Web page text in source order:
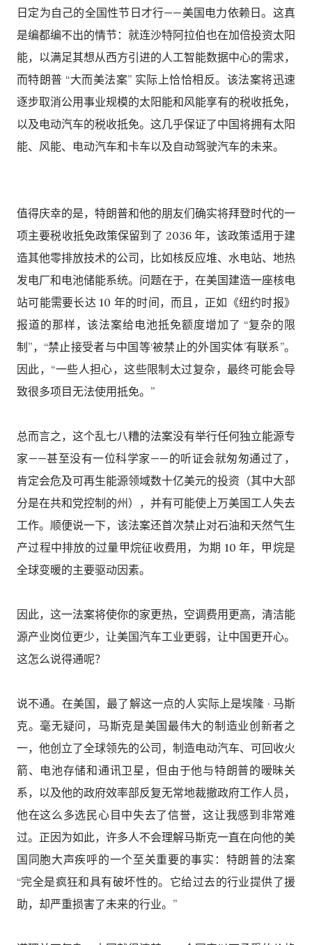
日定为自己的全国性节日才行——美国电力依赖日。这真
是编都编不出的情节：就连沙特阿拉伯也在加倍投资太阳
能，以满足其想从西方引进的人工智能数据中心的需求，
而特朗普 “大而美法案” 实际上恰恰相反。该法案将迅速
逐步取消公用事业规模的太阳能和风能享有的税收抵免，
以及电动汽车的税收抵免。这几乎保证了中国将拥有太阳
能、风能、电动汽车和卡车以及自动驾驶汽车的未来。
值得庆幸的是，特朗普和他的朋友们确实将拜登时代的一
项主要税收抵免政策保留到了 2036 年，该政策适用于建
造其他零排放技术的公司，比如核反应堆、水电站、地热
发电厂和电池储能系统。问题在于，在美国建造一座核电
站可能需要长达 10 年的时间，而且，正如《纽约时报》
报道的那样，该法案给电池抵免额度增加了 “复杂的限
制”，“禁止接受者与中国等‘被禁止的外国实体’有联系”。
因此，“一些人担心，这些限制太过复杂，最终可能会导
致很多项目无法使用抵免。”
总而言之，这个乱七八糟的法案没有举行任何独立能源专
家——甚至没有一位科学家——的听证会就匆匆通过了，
肯定会危及可再生能源领域数十亿美元的投资（其中大部
分是在共和党控制的州），并有可能使上万美国工人失去
工作。顺便说一下，该法案还首次禁止对石油和天然气生
产过程中排放的过量甲烷征收费用，为期 10 年，甲烷是
全球变暖的主要驱动因素。
因此，这一法案将使你的家更热，空调费用更高，清洁能
源产业岗位更少，让美国汽车工业更弱，让中国更开心。
这怎么说得通呢？
说不通。在美国，最了解这一点的人实际上是埃隆 · 马斯
克。毫无疑问，马斯克是美国最伟大的制造业创新者之
一，他创立了全球领先的公司，制造电动汽车、可回收火
箭、电池存储和通讯卫星，但由于他与特朗普的暧昧关
系，以及他的政府效率部反复无常地裁撤政府工作人员，
他在这么多选民心目中失去了信誉，这让我感到非常难
过。正因为如此，许多人不会理解马斯克一直在向他的美
国同胞大声疾呼的一个至关重要的事实：特朗普的法案
“完全是疯狂和具有破坏性的。它给过去的行业提供了援
助，却严重损害了未来的行业。”